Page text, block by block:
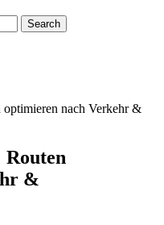
Search
optimieren nach Verkehr &
Routen
&